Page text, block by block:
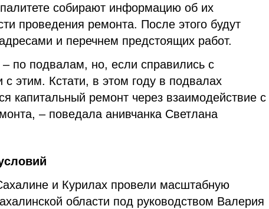
собирают информацию об их
проведения ремонта. После этого будут
и перечнем предстоящих работ.
по подвалам, но, если справились с
этим. Кстати, в этом году в подвалах
капитальный ремонт через взаимодействие с
– поведала анивчанка Светлана
и Курилах провели масштабную
области под руководством Валерия